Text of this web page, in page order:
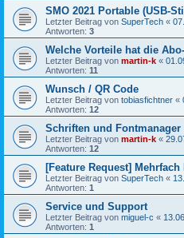
SMO 2021 Portable (USB-
Letzter Beitrag von SuperTech «
Antworten: 3
Welche Vorteile hat die
Letzter Beitrag von martin-k «
Antworten: 11
Wunsch / QR Code
Letzter Beitrag von tobiasfichtner «
Antworten: 12
Schriften und Fontmanager
Letzter Beitrag von martin-k «
Antworten: 12
[Feature Request] Mehrfach
Letzter Beitrag von SuperTech «
Antworten: 1
Service und Support
Letzter Beitrag von miguel-c «
Antworten: 1